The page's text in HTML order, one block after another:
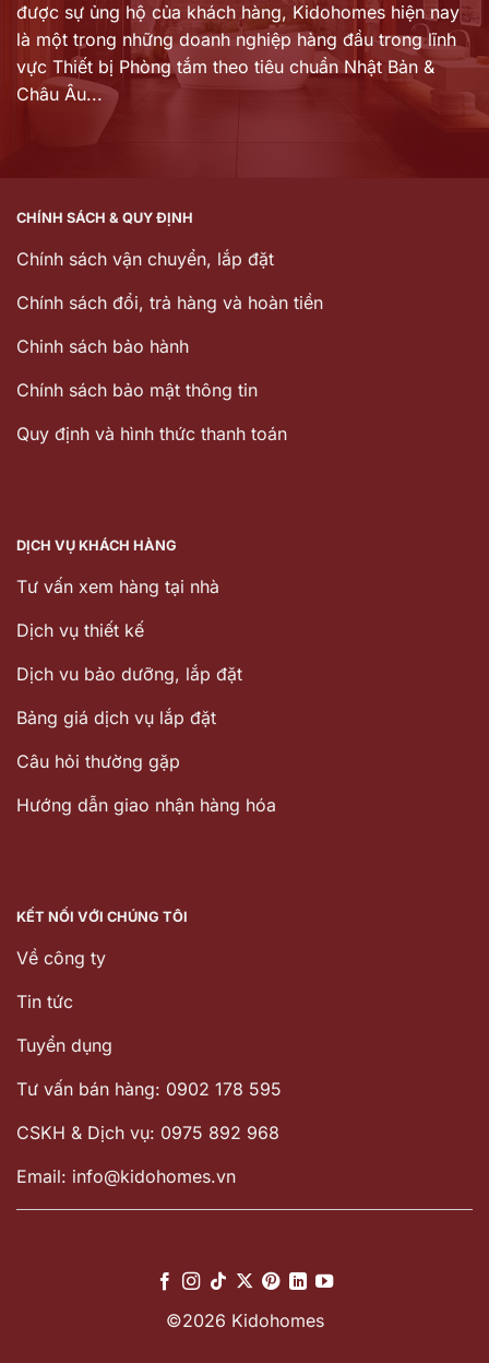
được sự ủng hộ của khách hàng, Kidohomes hiện nay
là một trong những doanh nghiệp hàng đầu trong lĩnh
vực Thiết bị Phòng tắm theo tiêu chuẩn Nhật Bản &
Châu Âu...
CHÍNH SÁCH & QUY ĐỊNH
Chính sách vận chuyển, lắp đặt
Chính sách đổi, trả hàng và hoàn tiền
Chinh sách bảo hành
Chính sách bảo mật thông tin
Quy định và hình thức thanh toán
DỊCH VỤ KHÁCH HÀNG
Tư vấn xem hàng tại nhà
Dịch vụ thiết kế
Dịch vu bảo dưỡng, lắp đặt
Bảng giá dịch vụ lắp đặt
Câu hỏi thường gặp
Hướng dẫn giao nhận hàng hóa
KẾT NỐI VỚI CHÚNG TÔI
Về công ty
Tin tức
Tuyển dụng
Tư vấn bán hàng: 0902 178 595
CSKH & Dịch vụ: 0975 892 968
Email: info@kidohomes.vn
©2026 Kidohomes